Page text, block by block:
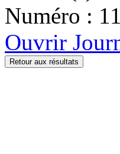
Numéro :
Ouvrir
Retour aux résultats